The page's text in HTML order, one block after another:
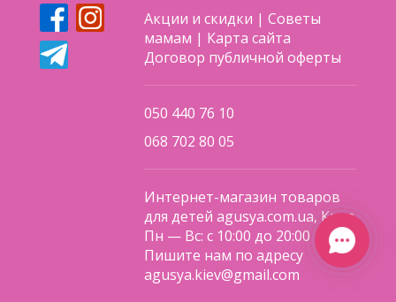
Акции и скидки |Советы
мамам | Карта сайта
Договор публичной оферты
050 440 76 10
068 702 80 05
Интернет-магазин товаров
для детей agusya.com.ua, Киев
Пн — Вс: с 10:00 до 20:00
Пишите нам по адресу
agusya.kiev@gmail.com